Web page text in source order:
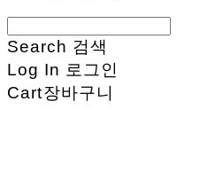
Search 검색
Log In 로그인
Cart장바구니